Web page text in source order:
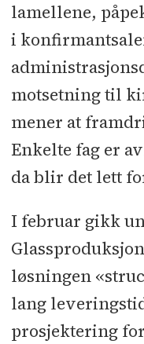
lamellene,
i
motsetning til
mener at
Enkelte fag er
da blir det lett
I februar gikk
løsningen
lang
prosjektering